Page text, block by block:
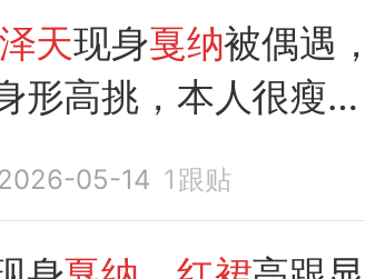
天现身戛纳被偶遇，
形高挑，本人很瘦脸
2026-05-14 1 跟贴